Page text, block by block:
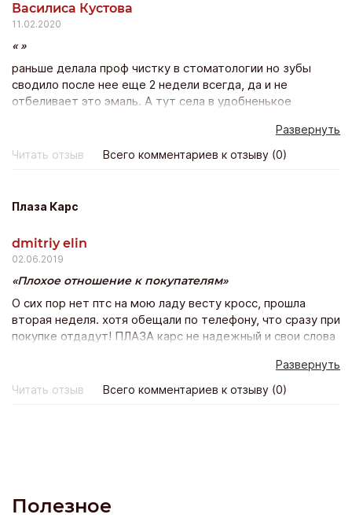
Василиса Кустова
11.02.2020
раньше делала проф чистку в стоматологии но зубы
сводило после нее еще 2 недели всегда, да и не
отбеливает это эмаль. А тут села в удобненькое
белее тона на два уже после 1 процедуры! Боли нет
никакой – просто волшебно и результат будет держатся
Развернуть
Читать отзыв
Всего комментариев к отзыву (0)
Плаза Карс
dmitriy elin
02.06.2019
Плохое отношение к покупателям
О сих пор нет птс на мою ладу весту кросс, прошла
вторая неделя. хотя обещали по телефону, что сразу при
покупке отдадут! ПЛАЗА карс не надежный и свои слова
отношение персоанала к покупателям, как будто
одолжение мне делали. Покупка состоялась, но остался
Развернуть
Читать отзыв
Всего комментариев к отзыву (0)
Полезное